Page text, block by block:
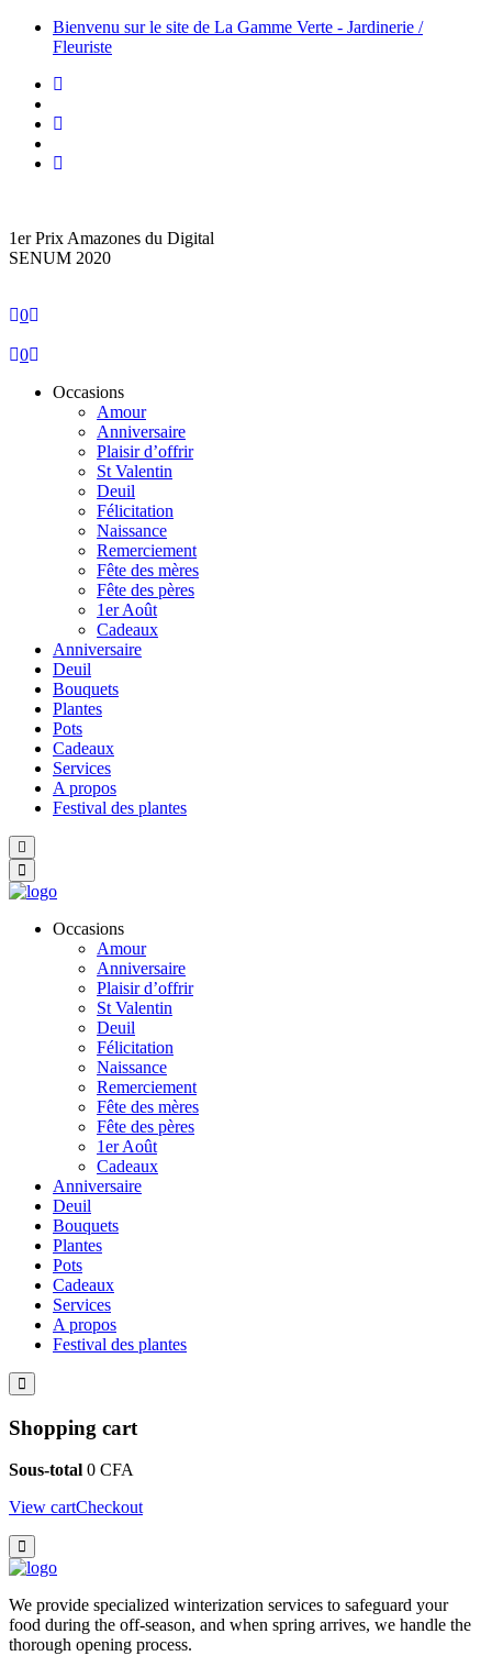
Bienvenu sur le site de La Gamme Verte - Jardinerie /
Fleuriste
1er Prix Amazones du Digital
SENUM 2020
0
0
Occasions
Amour
Anniversaire
Plaisir d’offrir
St Valentin
Deuil
Félicitation
Naissance
Remerciement
Fête des mères
Fête des pères
1er Août
Cadeaux
Anniversaire
Deuil
Bouquets
Plantes
Pots
Cadeaux
Services
A propos
Festival des plantes
Hamburger Toggle Menu
Occasions
Amour
Anniversaire
Plaisir d’offrir
St Valentin
Deuil
Félicitation
Naissance
Remerciement
Fête des mères
Fête des pères
1er Août
Cadeaux
Anniversaire
Deuil
Bouquets
Plantes
Pots
Cadeaux
Services
A propos
Festival des plantes
Shopping cart
Sous-total 0 CFA
View cartCheckout
We provide specialized winterization services to safeguard your
food during the off-season, and when spring arrives, we handle the
thorough opening process.